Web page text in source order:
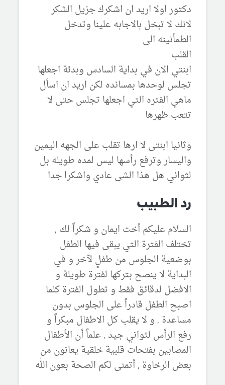
دكتور اولا اريد ان اشكرك جزيل الشكر
لانك لا تبخل بالاجابه علينا وتدخل
الطمأنينه الى
القلب
ابنتي الان في بداية السادس وبدئة اجعلها
تجلس لوحدها بمسانده لكن اريد ان اسأل
ماهي الفتره التي اجعلها تجلس حتى لا
تتعب ظهرها
وثانيا ابنتى لا ارها تقلب على الجهه اليمين
واليسار وترفع رأسها ليس لمده طويله بل
لثواني هل هذا الشى عادي واشكرا جدا
رد الطبيب
السلام عليكم أخت ايمان و شكراً لك ,
تختلف الفترة التي يبقى فيها الطفل
بوضعية الجلوس من طفلٍ لآخر و في
البداية لا ينصح بتركها لفترة طويلة و
الافضل لدقائق فقط و تطول الفترة كلما
اصبح الطفل قادراً على الجلوس بدون
مساعدة , و لا يقلب كل الاطفال مبكراً و
رفع الرأس لثواني جيد , علماً أن الأطفال
المصابين بفتحات قلبية خلقية يعانون من
بعض الرخاوة , أتمنى لكم الصحة بعون الله